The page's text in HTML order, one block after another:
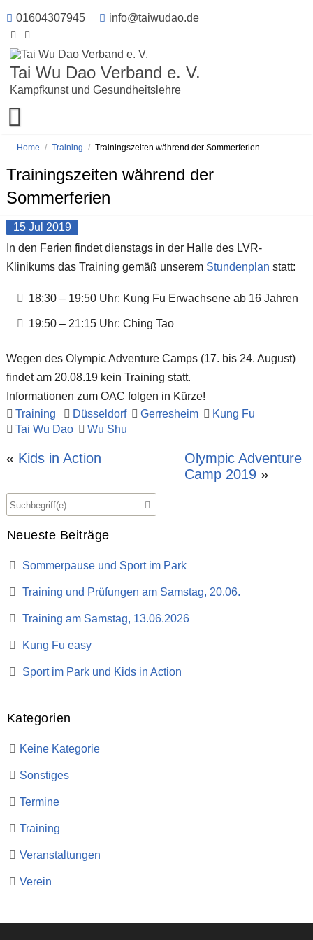
01604307945 info@taiwudao.de
Tai Wu Dao Verband e. V.
Kampfkunst und Gesundheitslehre
Home / Training / Trainingszeiten während der Sommerferien
Trainingszeiten während der
Sommerferien
15 Jul 2019
In den Ferien findet dienstags in der Halle des LVR-
Klinikums das Training gemäß unserem Stundenplan statt:
18:30 – 19:50 Uhr: Kung Fu Erwachsene ab 16 Jahren
19:50 – 21:15 Uhr: Ching Tao
Wegen des Olympic Adventure Camps (17. bis 24. August)
findet am 20.08.19 kein Training statt.
Informationen zum OAC folgen in Kürze!
Training
Düsseldorf Gerresheim
Kung Fu
Tai Wu Dao
Wu Shu
« Kids in Action
Olympic Adventure
Camp 2019 »
Neueste Beiträge
Sommerpause und Sport im Park
Training und Prüfungen am Samstag, 20.06.
Training am Samstag, 13.06.2026
Kung Fu easy
Sport im Park und Kids in Action
Kategorien
Keine Kategorie
Sonstiges
Termine
Training
Veranstaltungen
Verein